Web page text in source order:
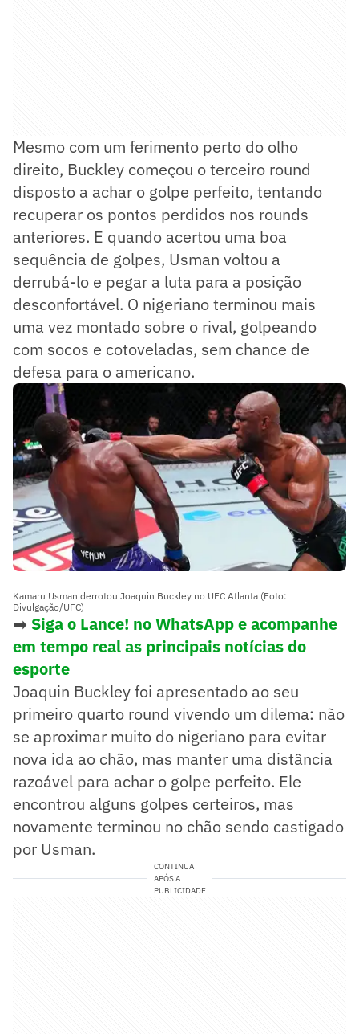
Mesmo com um ferimento perto do olho
direito, Buckley começou o terceiro round
disposto a achar o golpe perfeito, tentando
recuperar os pontos perdidos nos rounds
anteriores. E quando acertou uma boa
sequência de golpes, Usman voltou a
derrubá-lo e pegar a luta para a posição
desconfortável. O nigeriano terminou mais
uma vez montado sobre o rival, golpeando
com socos e cotoveladas, sem chance de
defesa para o americano.
Kamaru Usman derrotou Joaquin Buckley no UFC Atlanta (Foto:
Divulgação/UFC)
➡️ Siga o Lance! no WhatsApp e acompanhe
em tempo real as principais notícias do
esporte
Joaquin Buckley foi apresentado ao seu
primeiro quarto round vivendo um dilema: não
se aproximar muito do nigeriano para evitar
nova ida ao chão, mas manter uma distância
razoável para achar o golpe perfeito. Ele
encontrou alguns golpes certeiros, mas
novamente terminou no chão sendo castigado
por Usman.
CONTINUA
APÓS A
PUBLICIDADE